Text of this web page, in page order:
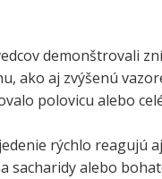
demonštrovali
ako aj zvýšenú
polovicu alebo
rýchlo reagujú
sacharidy alebo